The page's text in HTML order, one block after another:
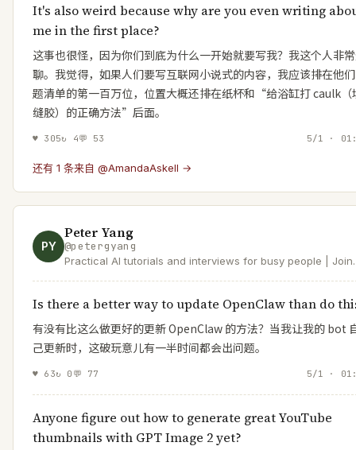
It's also weird because why are you even writing
me in the first place?
这事也很怪，因为你们到底为什么一开始就要写我？我这个人非
聊。我觉得，如果人们要写互联网小说式的内容，我应该排在他
题清单的第一百万位，位置大概还排在纸杯和“给浴缸打 caulk（
缝胶）的正确方法”后面。
♥ 305↻ 4💬 53 5/1 ·
还有 1 条来自 @AmandaAskell →
PY
Peter Yang
@petergyang
Practical AI tutorials and interviews for busy people | Join
Is there a better way to update OpenClaw than do
有没有比这么做更好的更新 OpenClaw 的方法？当我让我的 bot
己更新时，这破玩意儿有一半时间都会出问题。
♥ 63↻ 0 💬 77 5/1 ·
Anyone figure out how to generate great YouTube
thumbnails with GPT Image 2 yet?